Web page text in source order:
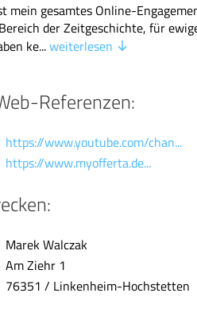
mein gesamtes Online-
der Zeitgeschichte, für
ke...weiterlesen
Referenzen:
https://www.youtube.com/chan...
https://www.myofferta.de...
Marek Walczak
Am Ziehr 1
76351 / Linkenheim-Hochstetten